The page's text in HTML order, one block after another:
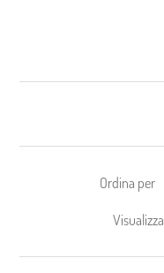
Ordina per
Visualizza